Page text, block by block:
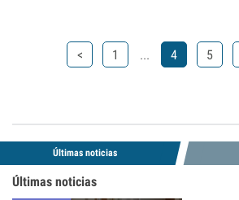
< 1 ... 4 5
Últimas noticias
Últimas noticias